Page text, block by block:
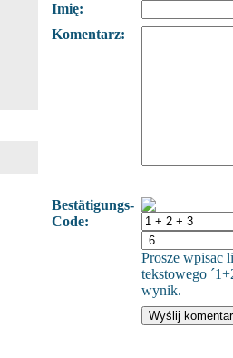
Imię:
Komentarz:
Bestätigungs-
Code:
Prosze wpisac
tekstowego
wynik.